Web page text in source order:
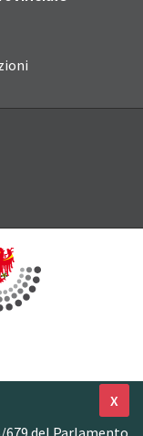
X
del Parlamento